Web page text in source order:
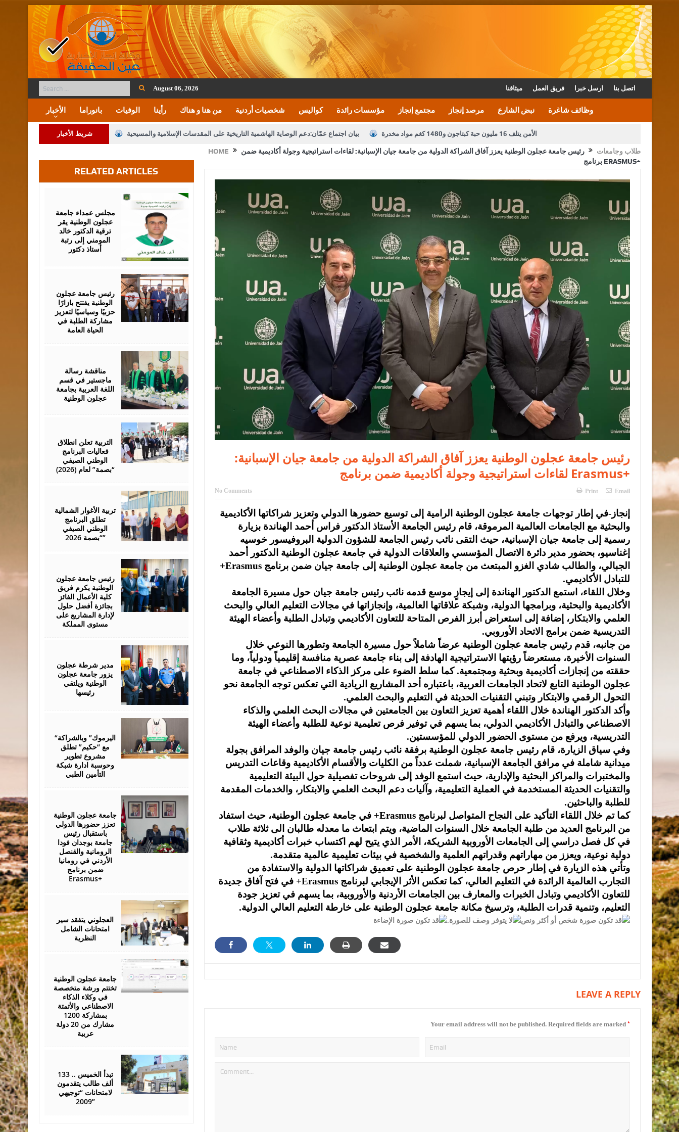
August 06, 2026 ميثاقنا فريق العمل ارسل خبرا اتصل بنا
الأخبار بانوراما الوفيات رأينا من هنا و هناك شخصيات أردنية كواليس مؤسسات رائدة مجتمع إنجاز مرصد إنجاز نبض الشارع وظائف شاغرة
شريط الأخبار بيان اجتماع عمّان:دعم الوصاية الهاشمية التاريخية على المقدسات الإسلامية والمسيحية الأمن يتلف 16 مليون حبة كبتاجون و1480 كغم مواد مخدرة
النواب يقر مشروع تعديل قانون الملكية العقارية تشكيلات إدارية واسعة في الداخلية (اسماء)
القاضي يلتقي رؤساء تحرير الصحف اليومية ويؤكد حرص مجلس النواب على شراكة فاعلة مع الإعلام
الملك يلتقي مجموعة من رفاق السلاح الملك يتلقى اتصالا هاتفيا من العاهل البحريني القاضي محمود أحمد فريحات.. مبارك ومزيدا من التوفيق
عارف بيك فريحات.. مبارك وبكم تزهو المناصب
HOME طلاب وجامعات
رئيس جامعة عجلون الوطنية يعزز آفاق الشراكة الدولية من جامعة جيان الإسبانية: لقاءات استراتيجية وجولة أكاديمية ضمن
برنامج ERASMUS+
رئيس جامعة عجلون الوطنية يعزز آفاق الشراكة الدولية من جامعة جيان الإسبانية:
لقاءات استراتيجية وجولة أكاديمية ضمن برنامج Erasmus+
No Comments Print Email
إنجاز-في إطار توجهات جامعة عجلون الوطنية الرامية إلى توسيع حضورها الدولي وتعزيز شراكاتها الأكاديمية
والبحثية مع الجامعات العالمية المرموقة، قام رئيس الجامعة الأستاذ الدكتور فراس أحمد الهناندة بزيارة
رسمية إلى جامعة جيان الإسبانية، حيث التقى نائب رئيس الجامعة للشؤون الدولية البروفيسور خوسيه
إغناسيو، بحضور مدير دائرة الاتصال المؤسسي والعلاقات الدولية في جامعة عجلون الوطنية الدكتور أحمد
الجبالي، والطالب شادي الغزو المبتعث من جامعة عجلون الوطنية إلى جامعة جيان ضمن برنامج Erasmus+
للتبادل الأكاديمي.
وخلال اللقاء، استمع الدكتور الهناندة إلى إيجازٍ موسع قدمه نائب رئيس جامعة جيان حول مسيرة الجامعة
الأكاديمية والبحثية، وبرامجها الدولية، وشبكة علاقاتها العالمية، وإنجازاتها في مجالات التعليم العالي والبحث
العلمي والابتكار، إضافة إلى استعراض أبرز الفرص المتاحة للتعاون الأكاديمي وتبادل الطلبة وأعضاء الهيئة
التدريسية ضمن برامج الاتحاد الأوروبي.
من جانبه، قدم رئيس جامعة عجلون الوطنية عرضاً شاملاً حول مسيرة الجامعة وتطورها النوعي خلال
السنوات الأخيرة، مستعرضاً رؤيتها الاستراتيجية الهادفة إلى بناء جامعة عصرية منافسة إقليمياً ودولياً، وما
حققته من إنجازات أكاديمية وبحثية ومجتمعية. كما سلط الضوء على مركز الذكاء الاصطناعي في جامعة
عجلون الوطنية التابع لاتحاد الجامعات العربية، باعتباره أحد المشاريع الريادية التي تعكس توجه الجامعة نحو
التحول الرقمي والابتكار وتبني التقنيات الحديثة في التعليم والبحث العلمي.
وأكد الدكتور الهناندة خلال اللقاء أهمية تعزيز التعاون بين الجامعتين في مجالات البحث العلمي والذكاء
الاصطناعي والتبادل الأكاديمي الدولي، بما يسهم في توفير فرص تعليمية نوعية للطلبة وأعضاء الهيئة
التدريسية، ويرفع من مستوى الحضور الدولي للمؤسستين.
وفي سياق الزيارة، قام رئيس جامعة عجلون الوطنية برفقة نائب رئيس جامعة جيان والوفد المرافق بجولة
ميدانية شاملة في مرافق الجامعة الإسبانية، شملت عدداً من الكليات والأقسام الأكاديمية وقاعات التدريس
والمختبرات والمراكز البحثية والإدارية، حيث استمع الوفد إلى شروحات تفصيلية حول البيئة التعليمية
والتقنيات الحديثة المستخدمة في العملية التعليمية، وآليات دعم البحث العلمي والابتكار، والخدمات المقدمة
للطلبة والباحثين.
كما تم خلال اللقاء التأكيد على النجاح المتواصل لبرنامج Erasmus+ في جامعة عجلون الوطنية، حيث استفاد
من البرنامج العديد من طلبة الجامعة خلال السنوات الماضية، ويتم ابتعاث ما معدله طالبان الى ثلاثة طلاب
في كل فصل دراسي إلى الجامعات الأوروبية الشريكة، الأمر الذي يتيح لهم اكتساب خبرات أكاديمية وثقافية
دولية نوعية، ويعزز من مهاراتهم وقدراتهم العلمية والشخصية في بيئات تعليمية عالمية متقدمة.
وتأتي هذه الزيارة في إطار حرص جامعة عجلون الوطنية على تعميق شراكاتها الدولية والاستفادة من
التجارب العالمية الرائدة في التعليم العالي، كما تعكس الأثر الإيجابي لبرنامج Erasmus+ في فتح آفاق جديدة
للتعاون الأكاديمي وتبادل الخبرات والمعارف بين الجامعات الأردنية والأوروبية، بما يسهم في تعزيز جودة
التعليم، وتنمية قدرات الطلبة، وترسيخ مكانة جامعة عجلون الوطنية على خارطة التعليم العالي الدولية.
LEAVE A REPLY
Your email address will not be published. Required fields are marked *
RELATED ARTICLES
مجلس عمداء جامعة
عجلون الوطنية يقر
ترقية الدكتور خالد
المومني إلى رتبة
أستاذ دكتور
رئيس جامعة عجلون
الوطنية يفتتح بازارًا
حزبيًا وسياسيًا لتعزيز
مشاركة الطلبة في
الحياة العامة
مناقشة رسالة
ماجستير في قسم
اللغة العربية بجامعة
عجلون الوطنية
التربية تعلن انطلاق
فعاليات البرنامج
الوطني الصيفي
“بصمة” لعام (2026)
تربية الأغوار الشمالية
تطلق البرنامج
الوطني الصيفي
“بصمة 2026”
2026
رئيس جامعة عجلون
الوطنية يكرم فريق
كلية الأعمال الفائز
بجائزة أفضل حلول
لإدارة المشاريع على
مستوى المملكة
مدير شرطة عجلون
يزور جامعة عجلون
الوطنية ويلتقي
رئيسها
“اليرموك” وبالشراكة
مع “حكيم” تطلق
مشروع تطوير
وحوسبة ادارة شبكة
التأمين الطبي
جامعة عجلون الوطنية
تعزز حضورها الدولي
باستقبال رئيس
جامعة بوجدان فودا
الرومانية والقنصل
الأردني في رومانيا
ضمن برنامج
Erasmus+
العجلوني يتفقد سير
امتحانات الشامل
النظرية
جامعة عجلون الوطنية
تختتم ورشة متخصصة
في وكلاء الذكاء
الاصطناعي والأتمتة
بمشاركة 1200
مشارك من 20 دولة
عربية
تبدأ الخميس .. 133
ألف طالب يتقدمون
لامتحانات “توجيهي
2009”